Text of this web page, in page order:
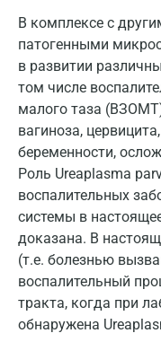
В комплексе с
патогенными
в развитии
том числе
малого таза
вагиноза,
беременности,
Роль Ureaplasma
воспалительных
системы в
доказана. В
(т.е. болезнью
воспалительный
тракта, когда при
обнаружена
Лабинск
Лобня
Люберцы
Майкоп
Мурино
Мурманск
Мытищи
Набережные